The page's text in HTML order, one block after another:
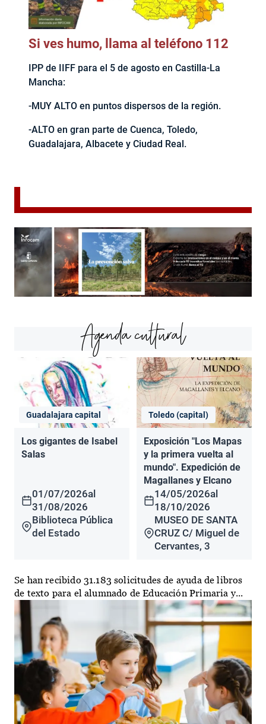
Si ves humo, llama al teléfono 112
IPP de IIFF para el 5 de agosto en Castilla-La
Mancha:
-MUY ALTO en puntos dispersos de la región.
-ALTO en gran parte de Cuenca, Toledo,
Guadalajara, Albacete y Ciudad Real.
Agenda cultural
Guadalajara capital
Los gigantes de Isabel
Salas
01/07/2026al
31/08/2026
Biblioteca Pública
del Estado
Toledo (capital)
Exposición "Los Mapas
y la primera vuelta al
mundo". Expedición de
Magallanes y Elcano
14/05/2026al
18/10/2026
MUSEO DE SANTA
CRUZ C/ Miguel de
Cervantes, 3
Se han recibido 31.183 solicitudes de ayuda de libros
de texto para el alumnado de Educación Primaria y...